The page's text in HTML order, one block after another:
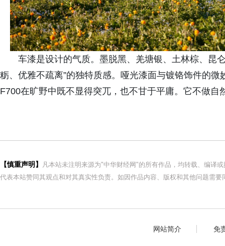
车漆是设计的气质。墨脱黑、羌塘银、土林棕、昆
粝、优雅不疏离”的独特质感。哑光漆面与镀铬饰件的
F700在旷野中既不显得突兀，也不甘于平庸。它不做自
【慎重声明】
凡本站未注明来源为"中华财经网"的所有作品，均转载、编译
代表本站赞同其观点和对其真实性负责。如因作品内容、版权和其他问题需
网站简介 免